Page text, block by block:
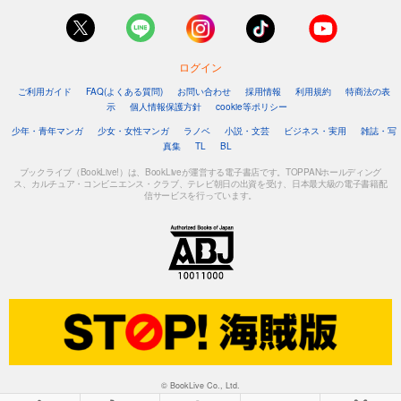
ログイン
ご利用ガイド FAQ(よくある質問) お問い合わせ 採用情報 利用規約
特商法の表
示
個人情報保護方針
cookie等ポリシー
少年・青年マンガ
少女・女性マンガ ラノベ 小説・文芸 ビジネス・実用
雑誌・写
真集
TL BL
ブックライブ（BookLive!）は、BookLiveが運営する電子書店です。TOPPANホールディング
ス、カルチュア・コンビニエンス・クラブ、テレビ朝日の出資を受け、日本最大級の電子書籍配
信サービスを行っています。
© BookLive Co., Ltd.